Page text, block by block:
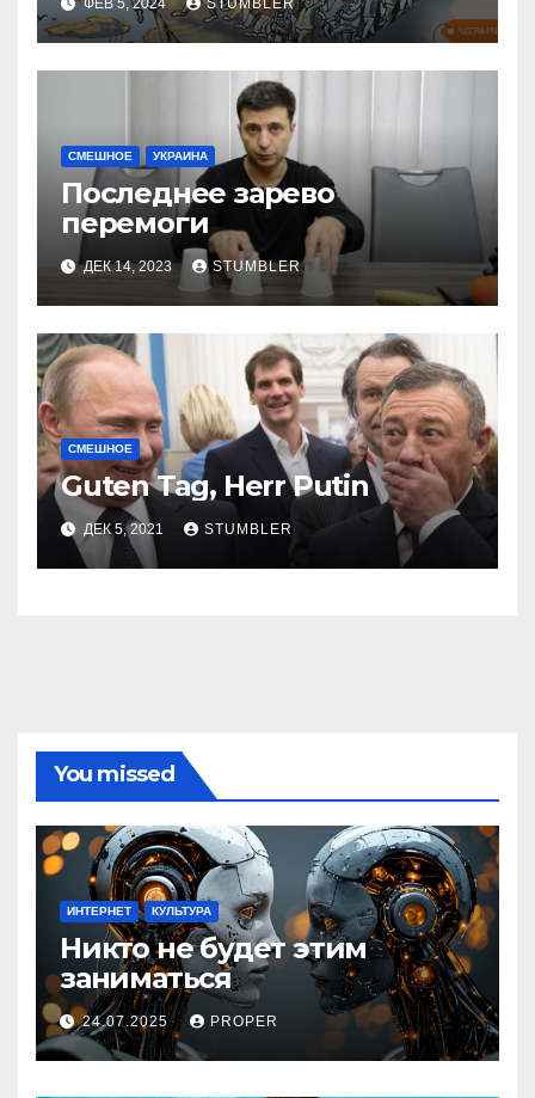
СМЕШНОЕ УКРАИНА
Последнее зарево
перемоги
ДЕК 14, 2023 STUMBLER
СМЕШНОЕ
Guten Tag, Herr Putin
ДЕК 5, 2021 STUMBLER
You missed
ИНТЕРНЕТ КУЛЬТУРА
Никто не будет этим
заниматься
24.07.2025 PROPER